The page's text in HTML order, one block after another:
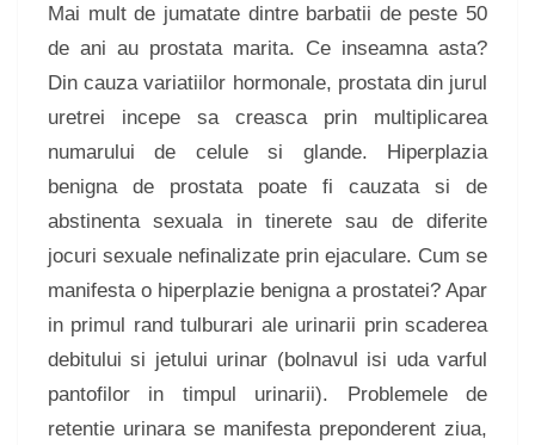
Mai mult de jumatate dintre barbatii de peste 50
de ani au prostata marita. Ce inseamna asta?
Din cauza variatiilor hormonale, prostata din jurul
uretrei incepe sa creasca prin multiplicarea
numarului de celule si glande. Hiperplazia
benigna de prostata poate fi cauzata si de
abstinenta sexuala in tinerete sau de diferite
jocuri sexuale nefinalizate prin ejaculare. Cum se
manifesta o hiperplazie benigna a prostatei? Apar
in primul rand tulburari ale urinarii prin scaderea
debitului si jetului urinar (bolnavul isi uda varful
pantofilor in timpul urinarii). Problemele de
retentie urinara se manifesta preponderent ziua,